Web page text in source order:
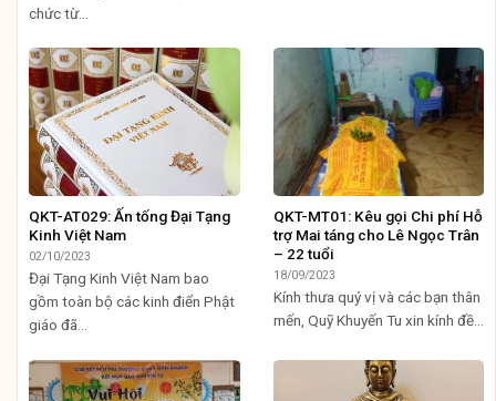
chức từ...
QKT-AT029: Ấn tống Đại Tạng
Kinh Việt Nam
02/10/2023
Đại Tạng Kinh Việt Nam bao
gồm toàn bộ các kinh điển Phật
giáo đã...
QKT-MT01: Kêu gọi Chi phí Hỗ
trợ Mai táng cho Lê Ngọc Trân
– 22 tuổi
18/09/2023
Kính thưa quý vị và các bạn thân
mến, Quỹ Khuyến Tu xin kính đề...